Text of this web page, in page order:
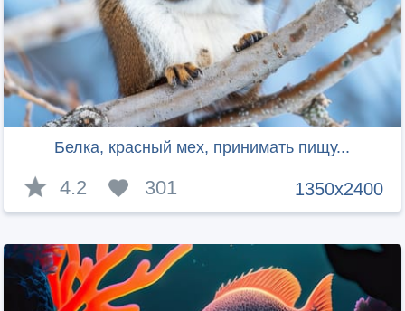
Белка, красный мех, принимать пищу...
1350x2400
4.2 301